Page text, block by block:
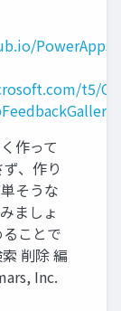
PowerApps-
t5/
作って
、作り
そうな
ましょ
ことで
削除 編
Inc.